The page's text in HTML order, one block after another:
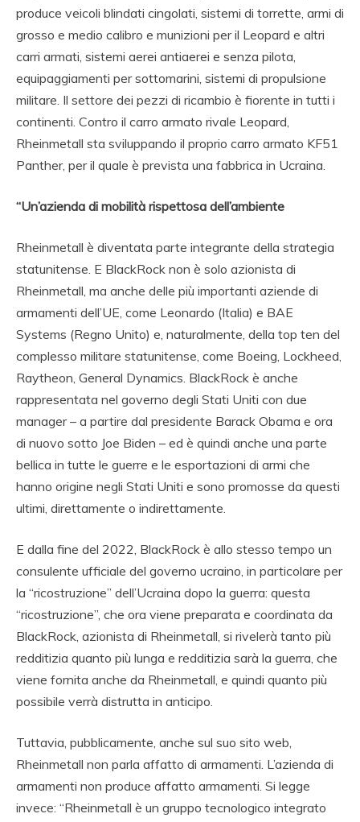
produce veicoli blindati cingolati, sistemi di torrette, armi di
grosso e medio calibro e munizioni per il Leopard e altri
carri armati, sistemi aerei antiaerei e senza pilota,
equipaggiamenti per sottomarini, sistemi di propulsione
militare. Il settore dei pezzi di ricambio è fiorente in tutti i
continenti. Contro il carro armato rivale Leopard,
Rheinmetall sta sviluppando il proprio carro armato KF51
Panther, per il quale è prevista una fabbrica in Ucraina.
“Un’azienda di mobilità rispettosa dell’ambiente
Rheinmetall è diventata parte integrante della strategia
statunitense. E BlackRock non è solo azionista di
Rheinmetall, ma anche delle più importanti aziende di
armamenti dell’UE, come Leonardo (Italia) e BAE
Systems (Regno Unito) e, naturalmente, della top ten del
complesso militare statunitense, come Boeing, Lockheed,
Raytheon, General Dynamics. BlackRock è anche
rappresentata nel governo degli Stati Uniti con due
manager – a partire dal presidente Barack Obama e ora
di nuovo sotto Joe Biden – ed è quindi anche una parte
bellica in tutte le guerre e le esportazioni di armi che
hanno origine negli Stati Uniti e sono promosse da questi
ultimi, direttamente o indirettamente.
E dalla fine del 2022, BlackRock è allo stesso tempo un
consulente ufficiale del governo ucraino, in particolare per
la “ricostruzione” dell’Ucraina dopo la guerra: questa
“ricostruzione”, che ora viene preparata e coordinata da
BlackRock, azionista di Rheinmetall, si rivelerà tanto più
redditizia quanto più lunga e redditizia sarà la guerra, che
viene fornita anche da Rheinmetall, e quindi quanto più
possibile verrà distrutta in anticipo.
Tuttavia, pubblicamente, anche sul suo sito web,
Rheinmetall non parla affatto di armamenti. L’azienda di
armamenti non produce affatto armamenti. Si legge
invece: “Rheinmetall è un gruppo tecnologico integrato